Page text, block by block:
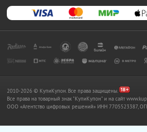
2010-2026 © КупиКупон. Все права защищены.
Все права на товарный знак "КупиКупон" и на сайт
OOO «Агентство цифровых решений» ИНН 7705523387,